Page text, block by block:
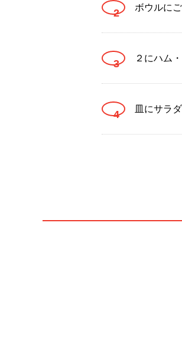
ボウルに
２にハム
皿にサラ